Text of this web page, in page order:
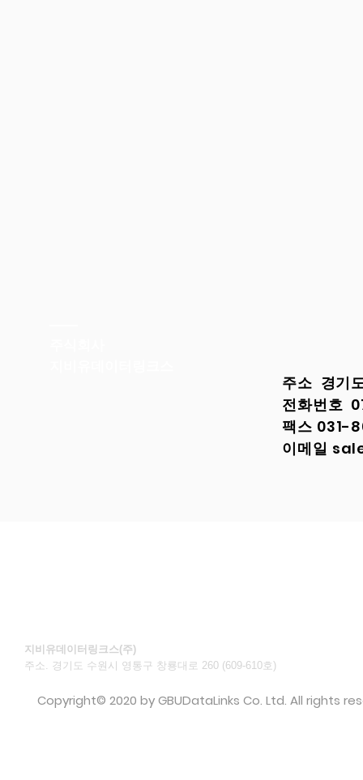
주소 경기
전화번호
팩스 031-
이메일
지비유데이터링크스(주)
주소. 경기도 수원시 영통구 창룡대로 260 (609-610호)​
Copyright© 2020 by GBUDataLinks Co. Ltd. All rights